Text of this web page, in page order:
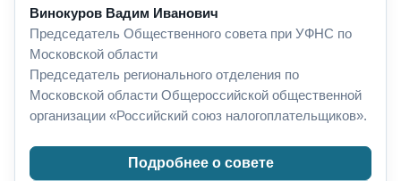
Винокуров Вадим Иванович
Председатель Общественного совета при УФНС по
Московской области
Председатель регионального отделения по
Московской области Общероссийской общественной
организации «Российский союз налогоплательщиков».
Подробнее о совете